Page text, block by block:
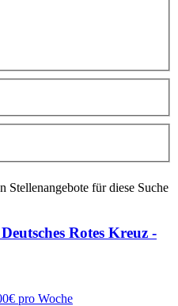
Stellenangebote für diese Suche
Rotes Kreuz -
pro Woche